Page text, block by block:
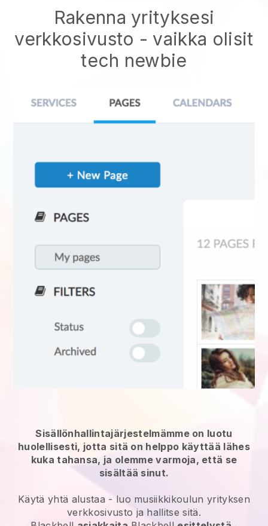
Rakenna yrityksesi
verkkosivusto - vaikka olisit
tech newbie
Sisällönhallintajärjestelmämme on luotu
huolellisesti, jotta sitä on helppo käyttää lähes
kuka tahansa, ja olemme varmoja, että se
sisältää sinut.
Käytä yhtä alustaa - luo musiikkikoulun yrityksen
verkkosivusto ja hallitse sitä.